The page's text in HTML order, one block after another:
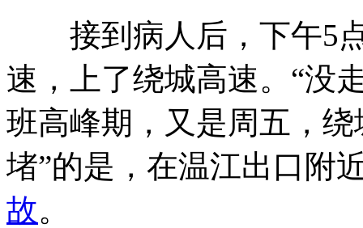
接到病人后，下午5点
速，上了绕城高速。“没
班高峰期，又是周五，
堵”的是，在温江出口附
故。